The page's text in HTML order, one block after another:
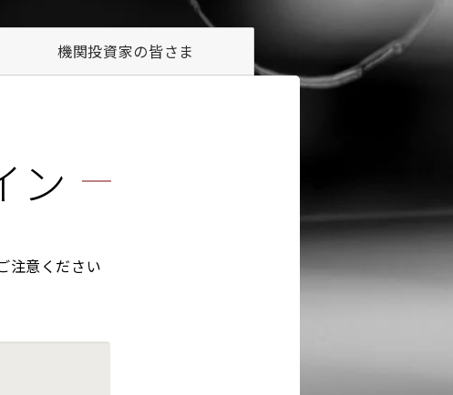
機関投資家の皆さま
ン
注意ください